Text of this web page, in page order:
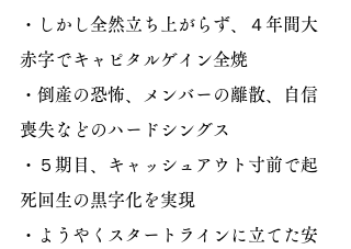
・しかし全然立ち上がらず、４年間大
赤字でキャピタルゲイン全焼
・倒産の恐怖、メンバーの離散、自信
喪失などのハードシングス
・５期目、キャッシュアウト寸前で起
死回生の黒字化を実現
・ようやくスタートラインに立てた安